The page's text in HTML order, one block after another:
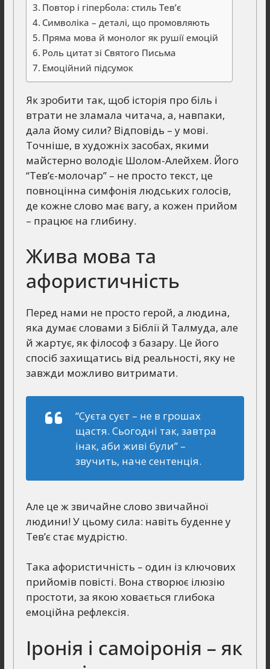
Повтор і гіпербола: стиль Тев’є
Символіка – деталі, що промовляють
Пряма мова й монолог як рушії емоцій
Роль цитат зі Святого Письма
Емоційний підсумок
Як зробити так, щоб історія про біль і
втрати не зламала читача, а, навпаки,
дала йому сили? Відповідь – у мові.
Точніше, в художніх засобах, якими
майстерно володіє Шолом-Алейхем. Його
“Тев’є-молочар” – не просто текст, це
повноцінна симфонія людських голосів,
де кожне слово має вагу, а кожен прийом
– працює на глибину.
Жива мова та
афористичність
Перед нами не просто герой, а людина,
яка думає словами з Біблії й Талмуда, але
й жартує, як філософ з базару. Це його
спосіб захищатись від реальності, яку не
завжди можливо витримати.
“Суєта суєт – не в грошах
щастя. Сьогодні так, завтра
інак, аби живі були”–
звучить, наче сентенція.
Але це ж звичайне слово звичайної
людини! У цьому сила: навіть буденне у
Тев’є стає мудрістю.
Така афористичність – один із ключових
прийомів повісті. Вона створює ілюзію
простоти, за якою ховається глибока
емоційна рефлексія.
Іронія і самоіронія – як